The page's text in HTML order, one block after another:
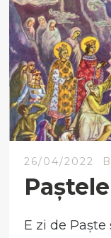
26/04/2022
E zi de